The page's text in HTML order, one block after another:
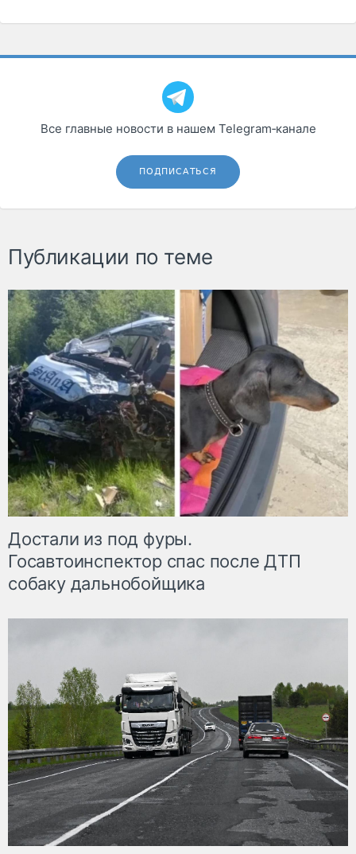
Все главные новости в нашем Telegram‑канале
ПОДПИСАТЬСЯ
Публикации по теме
Достали из под фуры.
Госавтоинспектор спас после ДТП
собаку дальнобойщика